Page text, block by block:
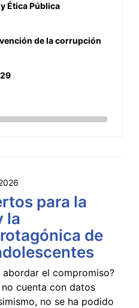
Ética Pública
de la corrupción
para la
la
de
el compromiso?
cuenta con datos
no se ha podido